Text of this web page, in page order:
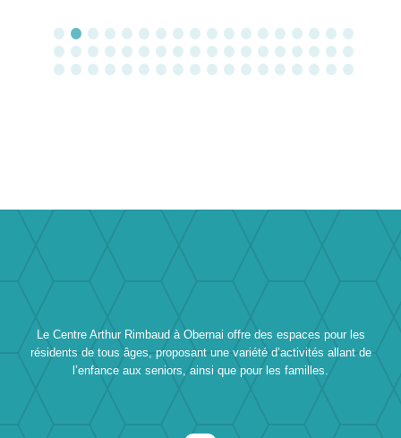
Le Centre Arthur Rimbaud à Obernai offre des espaces pour les
résidents de tous âges, proposant une variété d’activités allant de
l’enfance aux seniors, ainsi que pour les familles.